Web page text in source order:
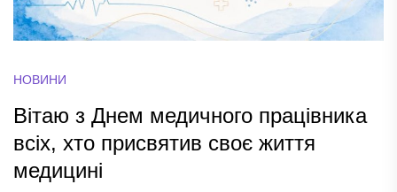
НОВИНИ
Вітаю з Днем медичного працівника
всіх, хто присвятив своє життя
медицині